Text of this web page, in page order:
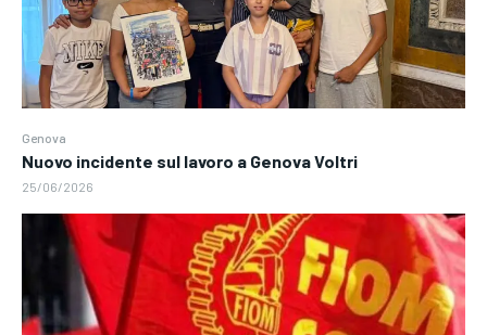
Genova
Nuovo incidente sul lavoro a Genova Voltri
25/06/2026